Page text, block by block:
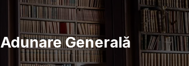
Adunare Generală